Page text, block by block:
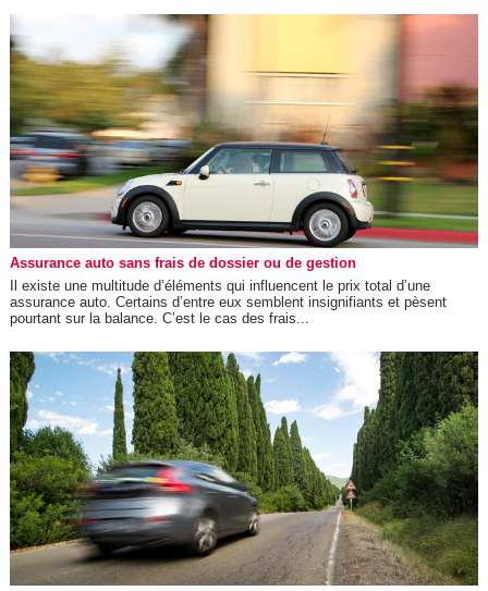
Assurance auto sans frais de dossier ou de gestion
Il existe une multitude d’éléments qui influencent le prix total d’une
assurance auto. Certains d’entre eux semblent insignifiants et pèsent
pourtant sur la balance. C’est le cas des frais...